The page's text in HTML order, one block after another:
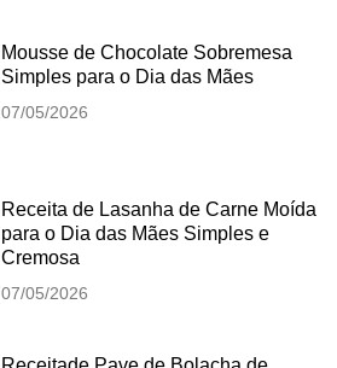
Mousse de Chocolate Sobremesa
Simples para o Dia das Mães
07/05/2026
Receita de Lasanha de Carne Moída
para o Dia das Mães Simples e
Cremosa
07/05/2026